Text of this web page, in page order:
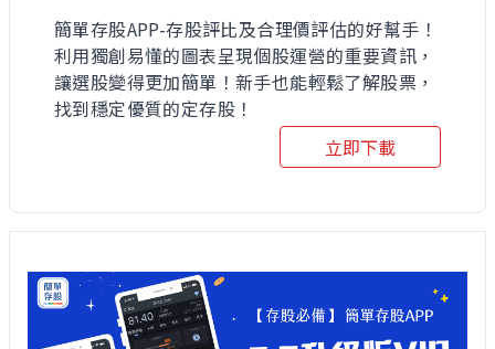
簡單存股APP-存股評比及合理價評估的好幫手！
利用獨創易懂的圖表呈現個股運營的重要資訊，
讓選股變得更加簡單！新手也能輕鬆了解股票，
找到穩定優質的定存股！
立即下載